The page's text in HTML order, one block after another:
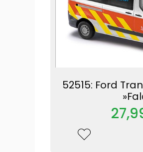
52515: Ford